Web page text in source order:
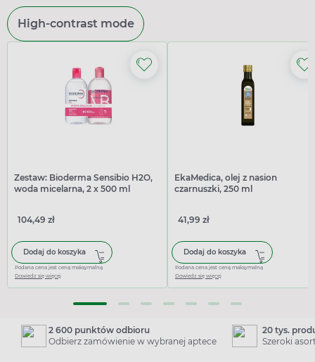
High-contrast mode
Zestaw: Bioderma Sensibio H2O,
woda micelarna, 2 x 500 ml
104,49 zł
Dodaj do koszyka
Podana cena jest ceną maksymalną
Dowiedz się więcej
EkaMedica, olej z nasion
czarnuszki, 250 ml
41,99 zł
Dodaj do koszyka
Podana cena jest ceną maksymalną
Dowiedz się więcej
2 600 punktów odbioru
Odbierz zamówienie w wybranej aptece
20 tys.
Szeroki